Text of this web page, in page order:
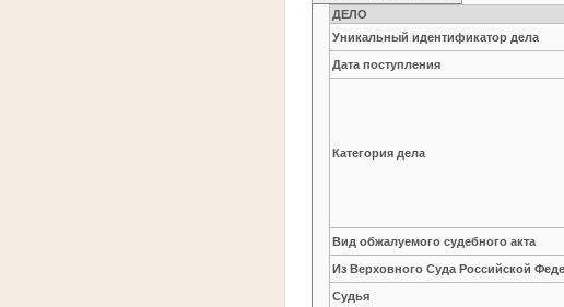
ДЕЛО
Уникальный идентификатор дела
Дата поступления
Категория дела
Вид обжалуемого судебного акта
Из Верховного Суда Российской
Судья